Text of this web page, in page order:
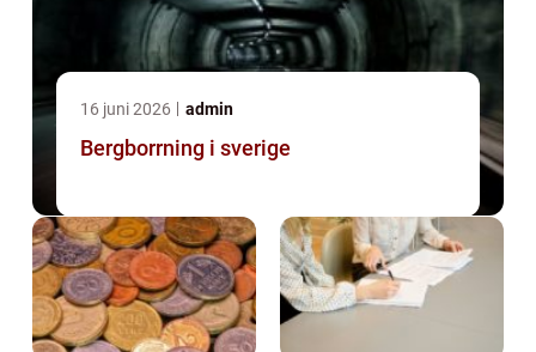
16 juni 2026 admin
Bergborrning i sverige